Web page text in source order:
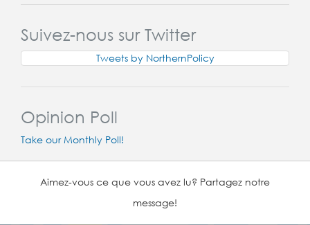
Suivez-nous sur Twitter
Tweets by NorthernPolicy
Opinion Poll
Take our Monthly Poll!
Aimez-vous ce que vous avez lu? Partagez notre
message!